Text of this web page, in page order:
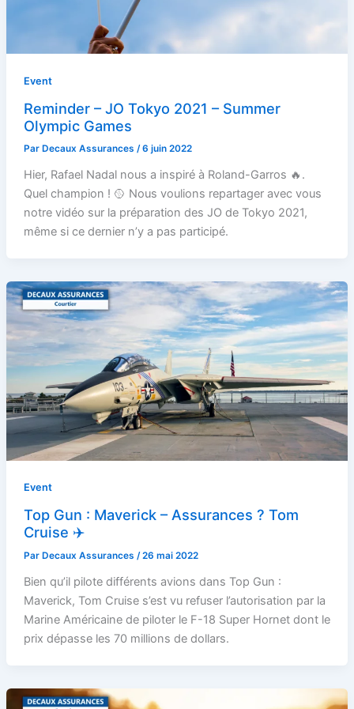
Event
Reminder – JO Tokyo 2021 – Summer
Olympic Games
Par Decaux Assurances /6 juin 2022
Hier, Rafael Nadal nous a inspiré à Roland-Garros 🔥.
Quel champion ! 🥎 Nous voulions repartager avec vous
notre vidéo sur la préparation des JO de Tokyo 2021,
même si ce dernier n’y a pas participé.
Event
Top Gun : Maverick – Assurances ? Tom
Cruise ✈️
Par Decaux Assurances /26 mai 2022
Bien qu’il pilote différents avions dans Top Gun :
Maverick, Tom Cruise s’est vu refuser l’autorisation par la
Marine Américaine de piloter le F-18 Super Hornet dont le
prix dépasse les 70 millions de dollars.